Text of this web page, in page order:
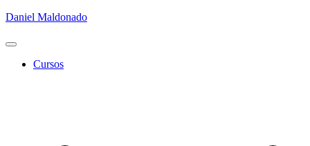
Daniel Maldonado
Cambiar
Cursos